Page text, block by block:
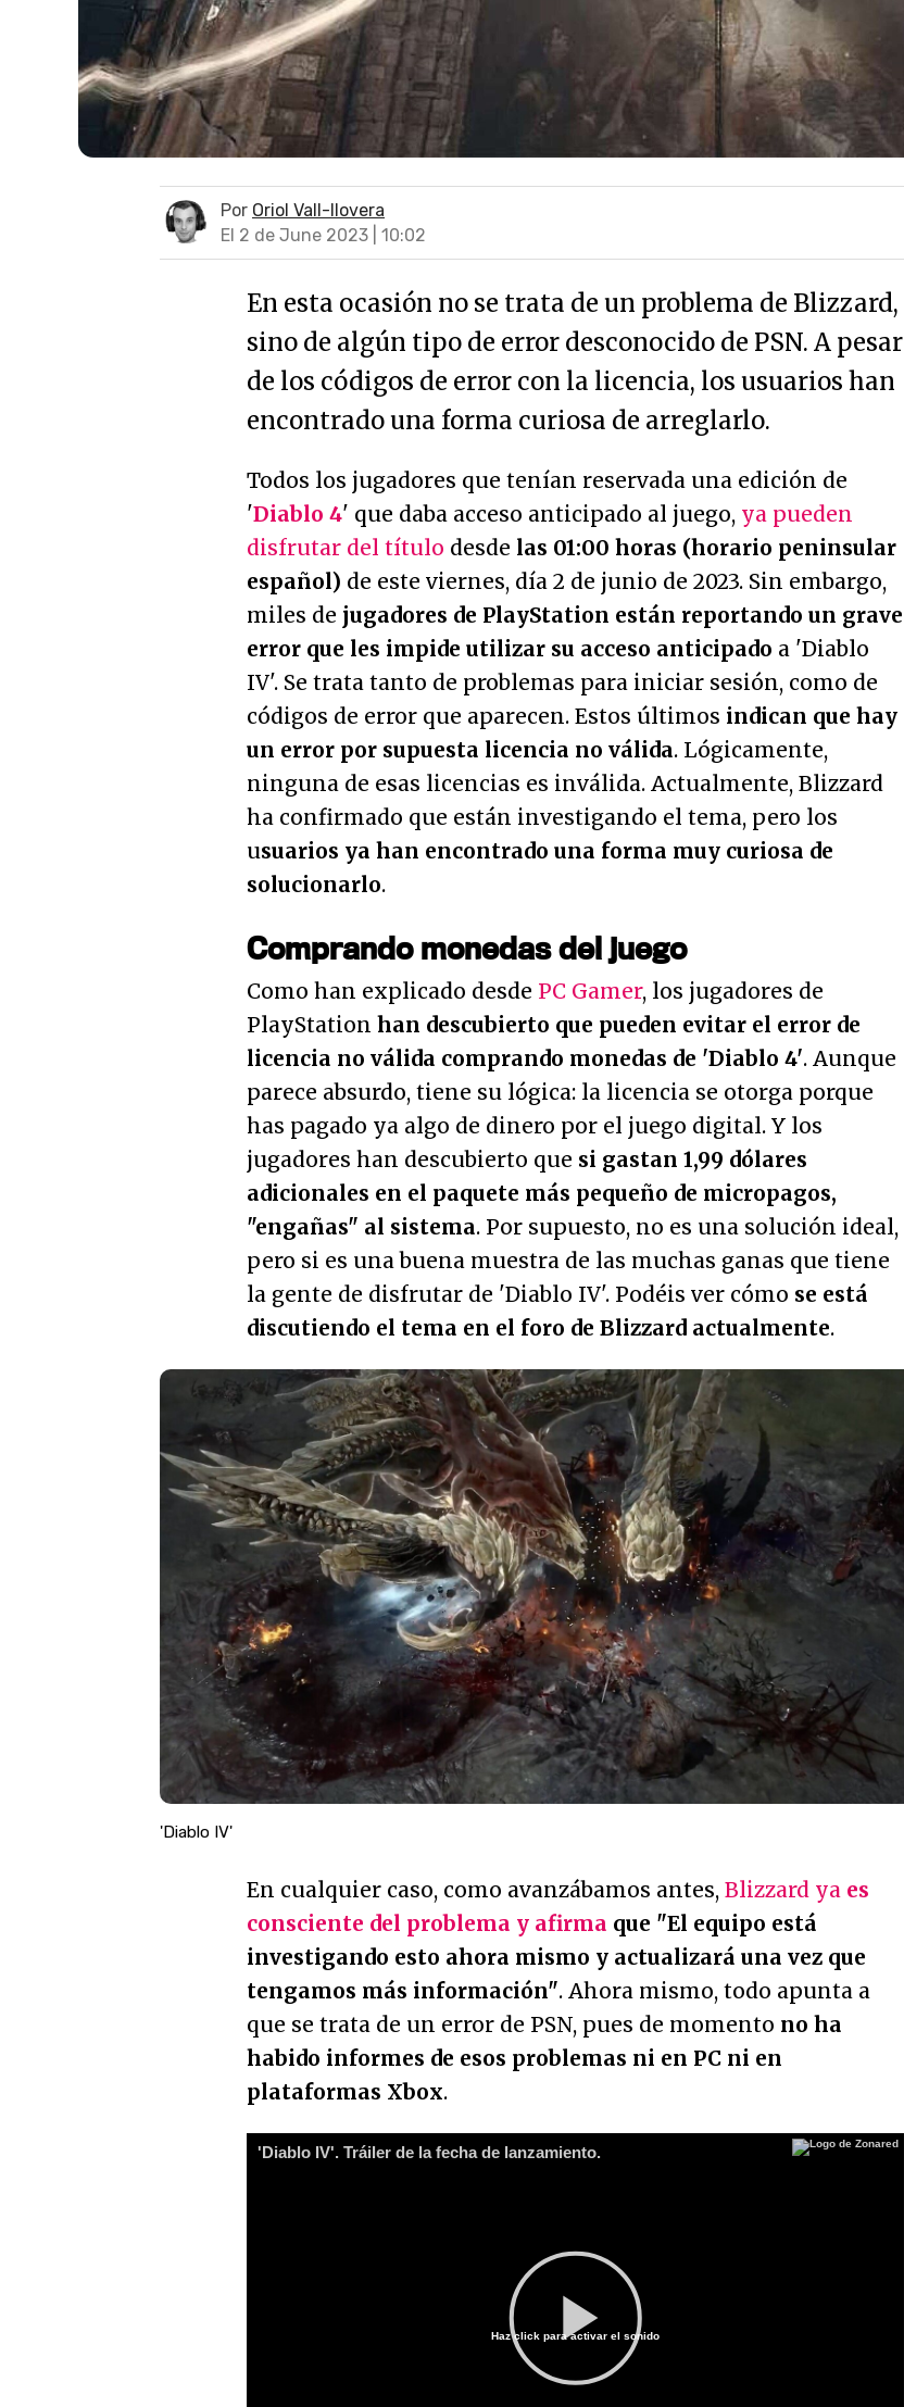
Por Oriol Vall-llovera
El 2 de June 2023 | 10:02
En esta ocasión no se trata de un problema de Blizzard,
sino de algún tipo de error desconocido de PSN. A pesar
de los códigos de error con la licencia, los usuarios han
encontrado una forma curiosa de arreglarlo.
Todos los jugadores que tenían reservada una edición de
'Diablo 4' que daba acceso anticipado al juego, ya pueden
disfrutar del título desde las 01:00 horas (horario peninsular
español) de este viernes, día 2 de junio de 2023. Sin embargo,
miles de jugadores de PlayStation están reportando un grave
error que les impide utilizar su acceso anticipado a 'Diablo
IV'. Se trata tanto de problemas para iniciar sesión, como de
códigos de error que aparecen. Estos últimos indican que hay
un error por supuesta licencia no válida. Lógicamente,
ninguna de esas licencias es inválida. Actualmente, Blizzard
ha confirmado que están investigando el tema, pero los
usuarios ya han encontrado una forma muy curiosa de
solucionarlo.
Comprando monedas del juego
Como han explicado desde PC Gamer, los jugadores de
PlayStation han descubierto que pueden evitar el error de
licencia no válida comprando monedas de 'Diablo 4'. Aunque
parece absurdo, tiene su lógica: la licencia se otorga porque
has pagado ya algo de dinero por el juego digital. Y los
jugadores han descubierto que si gastan 1,99 dólares
adicionales en el paquete más pequeño de micropagos,
"engañas" al sistema. Por supuesto, no es una solución ideal,
pero si es una buena muestra de las muchas ganas que tiene
la gente de disfrutar de 'Diablo IV'. Podéis ver cómo se está
discutiendo el tema en el foro de Blizzard actualmente.
'Diablo IV'
En cualquier caso, como avanzábamos antes, Blizzard ya es
consciente del problema y afirma que "El equipo está
investigando esto ahora mismo y actualizará una vez que
tengamos más información". Ahora mismo, todo apunta a
que se trata de un error de PSN, pues de momento no ha
habido informes de esos problemas ni en PC ni en
plataformas Xbox.
Play
'Diablo IV'. Tráiler de la fecha de lanzamiento.
Haz click para activar el sonido